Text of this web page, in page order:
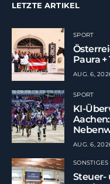
LETZTE ARTIKEL
SPORT
Paura
AUG. 6,
SPORT
KI-
AUG. 6,
SONSTIGES
Steuer-